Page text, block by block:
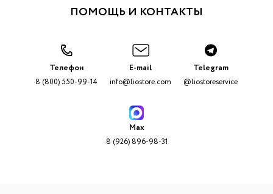
ПОМОЩЬ И КОНТАКТЫ
Телефон
8 (800) 550-99-14
E-mail
info@liostore.com
Telegram
@liostoreservice
Max
8 (926) 896-98-31